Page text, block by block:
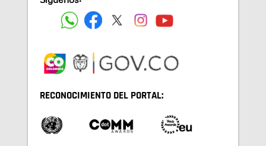
RECONOCIMIENTO DEL PORTAL: